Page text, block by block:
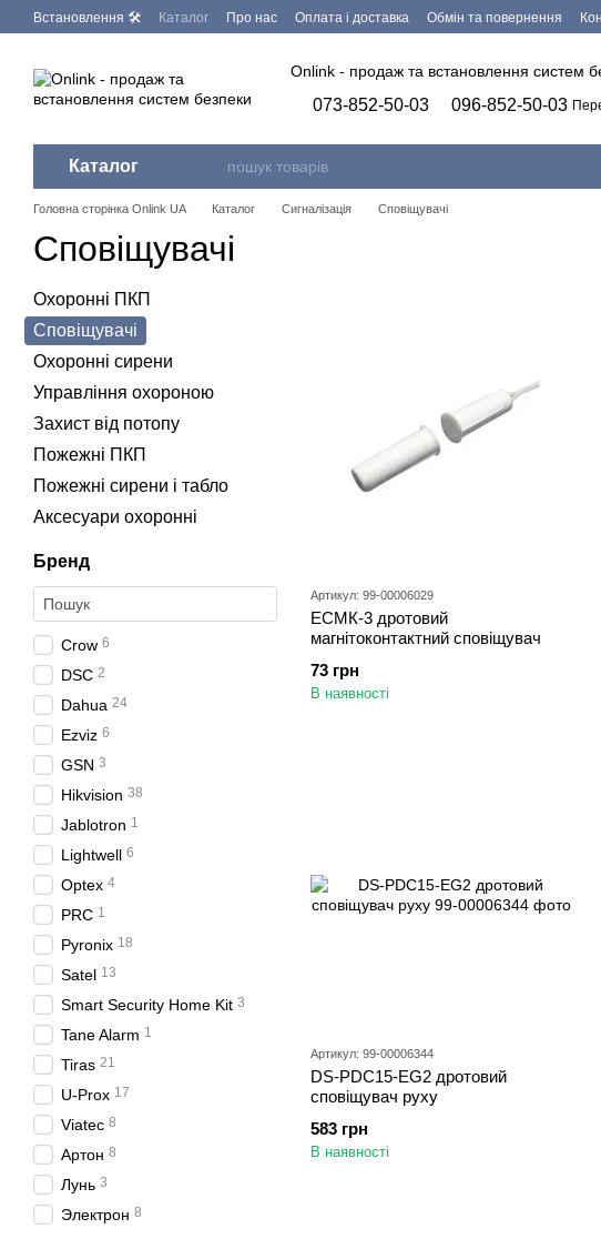
Перейти до основного контенту
Встановлення 🛠 Каталог Про нас Оплата і доставка Обмін та повернення
Onlink - продаж та встановлення систем
073-852-50-03 096-852-50-03
Каталог
Головна сторінка Onlink UA Каталог Сигналізація Сповіщувачі
Сповіщувачі
Артикул: 99-00006029
ЕСМК-3 дротовий
магнітоконтактний сповіщувач
73 грн
В наявності
Артикул: 99-00006344
DS-PDC15-EG2 дротовий
сповіщувач руху
583 грн
В наявності
Охоронні ПКП
Сповіщувачі
Охоронні сирени
Управління охороною
Захист від потопу
Пожежні ПКП
Пожежні сирени і табло
Аксесуари охоронні
Бренд
Crow 6
DSC 2
Dahua 24
Ezviz 6
GSN 3
Hikvision 38
Jablotron 1
Lightwell 6
Optex 4
PRC 1
Pyronix 18
Satel 13
Smart Security Home Kit 3
Tane Alarm 1
Tiras 21
U-Prox 17
Viatec 8
Артон 8
Лунь 3
Электрон 8